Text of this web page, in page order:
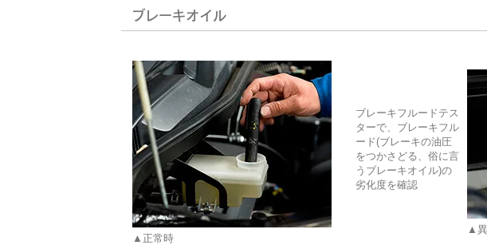
ブレーキオイル
▲正常時
ブレーキフルードテス
ターで、ブレーキフル
ード(ブレーキの油圧
をつかさどる、俗に言
うブレーキオイル)の
劣化度を確認
▲